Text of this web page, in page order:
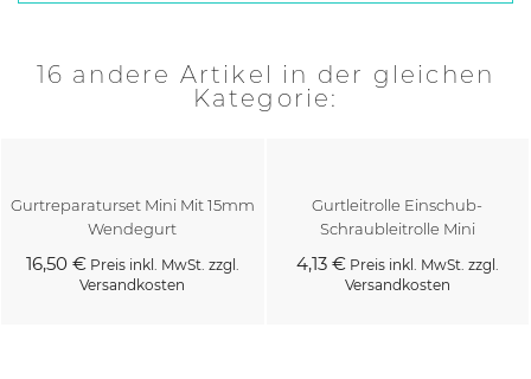
16 andere Artikel in der gleichen
Kategorie:
Gurtreparaturset Mini Mit 15mm
Wendegurt
16,50 €Preis inkl. MwSt. zzgl.
Versandkosten
Gurtleitrolle Einschub-
Schraubleitrolle Mini
4,13 €Preis inkl. MwSt. zzgl.
Versandkosten